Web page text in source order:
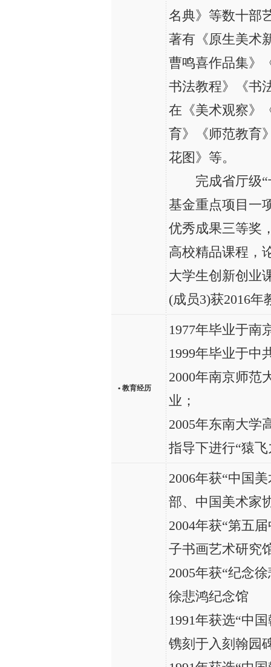
名典》等数十部
著有《原生美术
曹鸣喜作品集》
书法教程》《书
在《美术观察》
育》《师范教育
花图》等。
完成省厅级“
基金重点项目一
优秀成果三等奖
高校精品课程，
大学生创新创业
(成员3)获2016
• 教育经历
1977年毕业于南
1999年毕业于中
2000年南京师范
业；
2005年东南大学
指导下进行“猿
2006年获“中国
部、中国美术家
2004年获“第五
子书画艺术研究
2005年获“纪念
徐悲鸿纪念馆
1991年获选“中
镌刻于入刻翰园